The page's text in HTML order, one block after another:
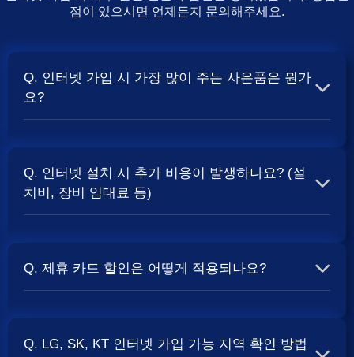
점이 있으시면 언제든지 문의해주세요.
Q. 인터넷 가입 시 가장 많이 주는 사은품은 뭔가
요?
보통 500Mbps 또는 1Gbps 인터넷을 TV와 결합하여 가입
할 때 현금 사은품 및 상품권 혜택이 더 크게 지급되는 경향
Q. 인터넷 설치 시 추가 비용이 발생하나요? (설
치비, 장비 임대료 등)
청구되는 경우가 많습니다. 다만, 인터넷 상품 및 프로모션
책 확인 필수.
Q. 제휴 카드 할인은 어떻게 적용되나요?
서 일정 금액이 할인됩니다. 할인 금액과 조건은 카드사 및
Q. LG, SK, KT 인터넷 가입 가능 지역 확인 방법